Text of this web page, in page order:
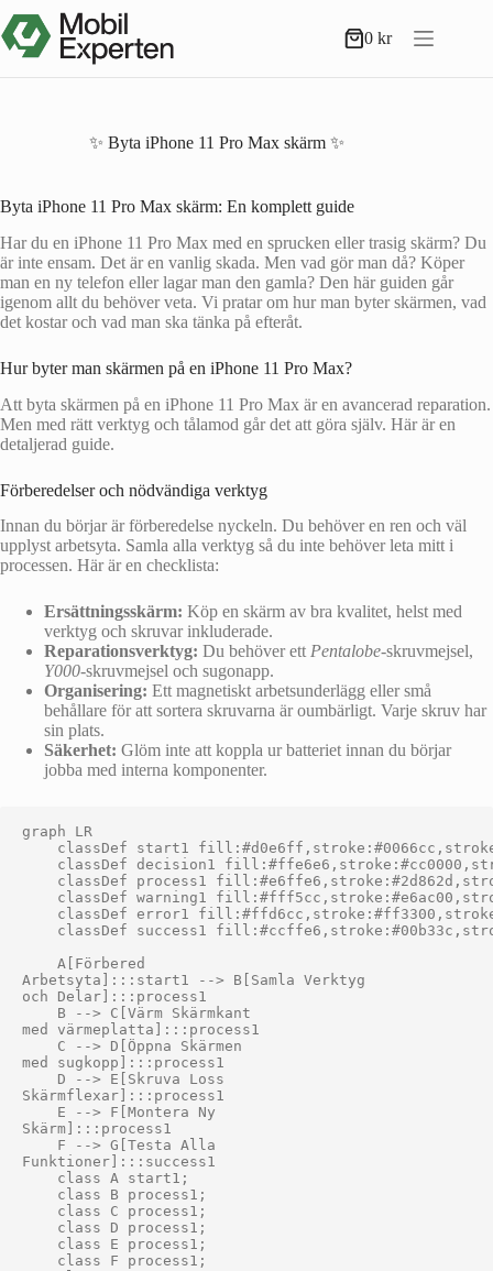
till
innehåll
Varukorg
0kr
✨ Byta iPhone 11 Pro Max skärm ✨
Byta iPhone 11 Pro Max skärm: En komplett guide
Har du en iPhone 11 Pro Max med en sprucken eller trasig skärm? Du
är inte ensam. Det är en vanlig skada. Men vad gör man då? Köper
man en ny telefon eller lagar man den gamla? Den här guiden går
igenom allt du behöver veta. Vi pratar om hur man byter skärmen, vad
det kostar och vad man ska tänka på efteråt.
Hur byter man skärmen på en iPhone 11 Pro Max?
Att byta skärmen på en iPhone 11 Pro Max är en avancerad reparation.
Men med rätt verktyg och tålamod går det att göra själv. Här är en
detaljerad guide.
Förberedelser och nödvändiga verktyg
Innan du börjar är förberedelse nyckeln. Du behöver en ren och väl
upplyst arbetsyta. Samla alla verktyg så du inte behöver leta mitt i
processen. Här är en checklista:
Ersättningsskärm: Köp en skärm av bra kvalitet, helst med
verktyg och skruvar inkluderade.
Reparationsverktyg: Du behöver ett Pentalobe-skruvmejsel,
Y000-skruvmejsel och sugonapp.
Organisering: Ett magnetiskt arbetsunderlägg eller små
behållare för att sortera skruvarna är oumbärligt. Varje skruv har
sin plats.
Säkerhet: Glöm inte att koppla ur batteriet innan du börjar
jobba med interna komponenter.
graph LR
classDef start1
classDef decision1
classDef process1
classDef warning1
classDef error1
classDef success1
    A[Förbered
Arbetsyta]:::start1 --> B[Samla Verktyg
och Delar]:::process1
    B --> C[Värm Skärmkant
med värmeplatta]:::process1
    C --> D[Öppna Skärmen
med sugkopp]:::process1
    D --> E[Skruva Loss
Skärmflexar]:::process1
    E --> F[Montera Ny
Skärm]:::process1
    F --> G[Testa Alla
Funktioner]:::success1
    class A start1;
    class B process1;
    class C process1;
    class D process1;
    class E process1;
    class F process1;